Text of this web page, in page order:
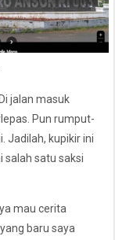
jalan masuk
Pun rumput-
Jadilah, kupikir ini
salah satu saksi
mau cerita
baru saya